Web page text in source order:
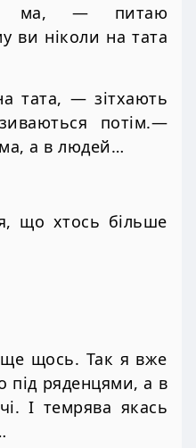
ма, — питаю
ви ніколи на тата
тата, — зітхають
потім.—
а в людей…
що хтось більше
щось. Так я вже
під ряденцями, а в
І темрява якась